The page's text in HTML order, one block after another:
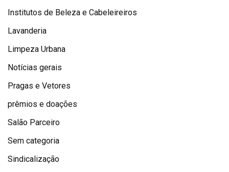
Institutos de Beleza e Cabeleireiros
Lavanderia
Limpeza Urbana
Notícias gerais
Pragas e Vetores
prêmios e doações
Salão Parceiro
Sem categoria
Sindicalização